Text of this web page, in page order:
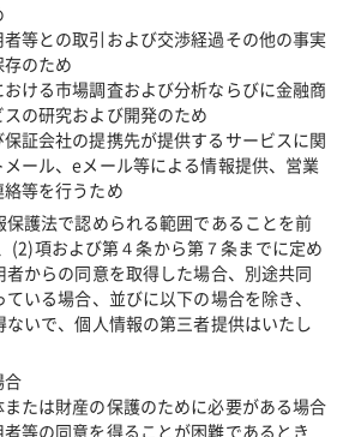
等との取引および交渉経過その他の事実
存のため
ける市場調査および分析ならびに金融商
の研究および開発のため
証会社の提携先が提供するサービスに関
メール、eメール等による情報提供、営業
等を行うため
保護法で認められる範囲であることを前
(2)項および第４条から第７条までに定め
者からの同意を取得した場合、別途共同
いる場合、並びに以下の場合を除き、
ないで、個人情報の第三者提供はいたし
合
または財産の保護のために必要がある場合
等の同意を得ることが困難であるとき